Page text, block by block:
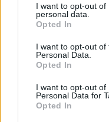
I want to opt-out
personal data.
Opted In
I want to opt-out of
Personal Data.
Opted In
I want to opt-out of
Personal Data for
Opted In
40 anos
Vídeo –